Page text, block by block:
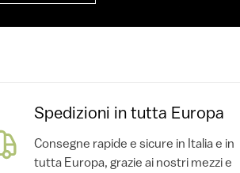
Spedizioni in tutta Europa
Consegne rapide e sicure in Italia e in
tutta Europa, grazie ai nostri mezzi e